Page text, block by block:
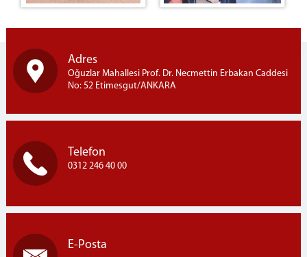
Müstemir Yetkili Hakimlerin İzin Durumları
MÜLHAKATLARIMIZ
Beypazarı Adliyesi
Kızılcahamam Adliyesi
Kahramankazan Adliyesi
Etimesgut İlçesi
Sincan İlçesi
İLETİŞİM
Kurumsal Kimlik
İletişim ve Ulaşım
Adres
Oğuzlar Mahallesi Prof. Dr. Necmettin Erbakan Caddesi
No: 52 Etimesgut/ANKARA
Telefon
0312 246 40 00
E-Posta